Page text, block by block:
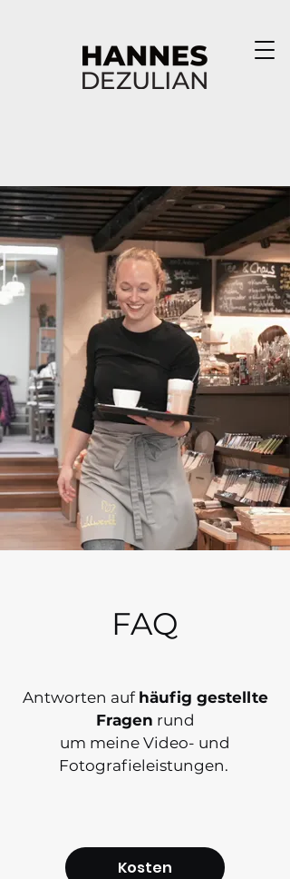
FAQ
Antworten auf häufig gestellte
Fragen rund
um meine Video- und
Fotografieleistungen.​
Kosten